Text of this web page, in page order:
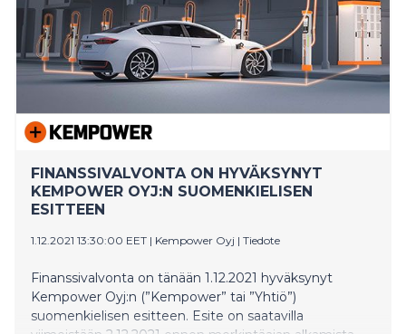
FINANSSIVALVONTA ON HYVÄKSYNYT
KEMPOWER OYJ:N SUOMENKIELISEN
ESITTEEN
1.12.2021 13:30:00 EET | Kempower Oyj | Tiedote
Finanssivalvonta on tänään 1.12.2021 hyväksynyt
Kempower Oyj:n (”Kempower” tai ”Yhtiö”)
suomenkielisen esitteen. Esite on saatavilla